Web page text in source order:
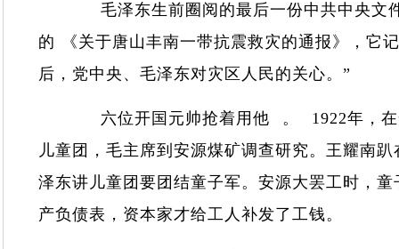
毛泽东生前圈阅的最后一份中共中央文
的 《关于唐山丰南一带抗震救灾的通报》，它
后，党中央、毛泽东对灾区人民的关心。”
六位开国元帅抢着用他 。 1922年，在
儿童团，毛主席到安源煤矿调查研究。王耀南
泽东讲儿童团要团结童子军。安源大罢工时，
产负债表，资本家才给工人补发了工钱。